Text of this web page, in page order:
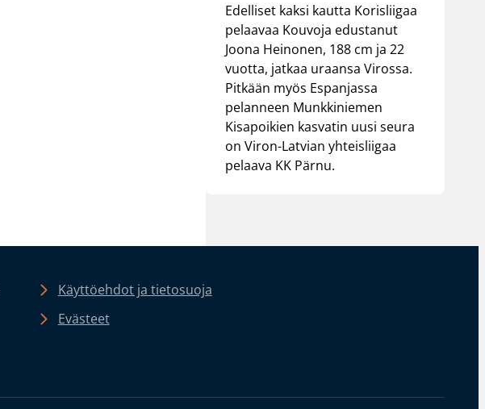
Edelliset kaksi kautta Korisliigaa
pelaavaa Kouvoja edustanut
Joona Heinonen, 188 cm ja 22
vuotta, jatkaa uraansa Virossa.
Pitkään myös Espanjassa
pelanneen Munkkiniemen
Kisapoikien kasvatin uusi seura
on Viron-Latvian yhteisliigaa
pelaava KK Pärnu.
Käyttöehdot ja tietosuoja
Evästeet